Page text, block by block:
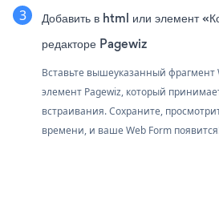
Добавить в html или элемент
редакторе Pagewiz
Вставьте вышеуказанный фрагмент
элемент Pagewiz, который
встраивания. Сохраните,
времени, и ваше Web Form